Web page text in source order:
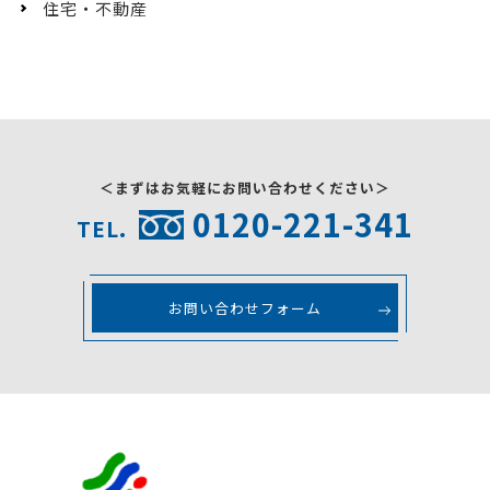
住宅・不動産
＜まずはお気軽にお問い合わせください＞
TEL. 0120-221-341
お問い合わせフォーム